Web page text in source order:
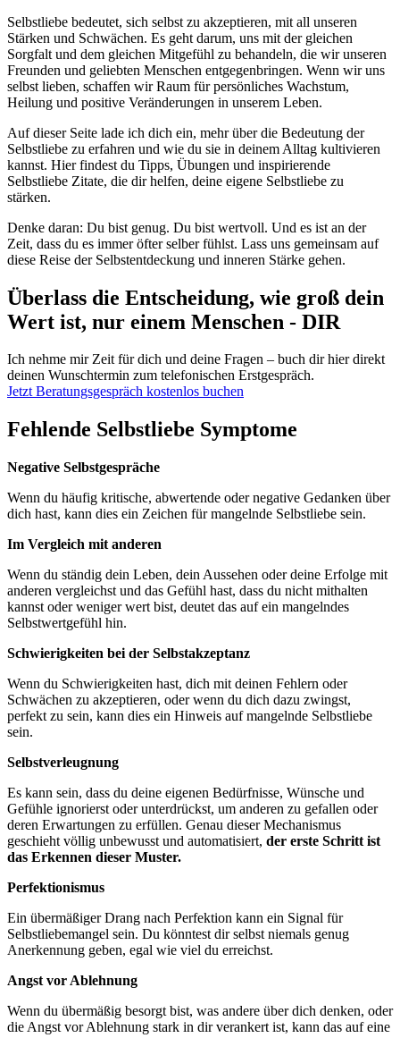
Selbstliebe bedeutet, sich selbst zu akzeptieren, mit all unseren
Stärken und Schwächen. Es geht darum, uns mit der gleichen
Sorgfalt und dem gleichen Mitgefühl zu behandeln, die wir unseren
Freunden und geliebten Menschen entgegenbringen. Wenn wir uns
selbst lieben, schaffen wir Raum für persönliches Wachstum,
Heilung und positive Veränderungen in unserem Leben.
Auf dieser Seite lade ich dich ein, mehr über die Bedeutung der
Selbstliebe zu erfahren und wie du sie in deinem Alltag kultivieren
kannst. Hier findest du Tipps, Übungen und inspirierende
Selbstliebe Zitate, die dir helfen, deine eigene Selbstliebe zu
stärken.
Denke daran: Du bist genug. Du bist wertvoll. Und es ist an der
Zeit, dass du es immer öfter selber fühlst. Lass uns gemeinsam auf
diese Reise der Selbstentdeckung und inneren Stärke gehen.
Überlass die Entscheidung, wie groß dein
Wert ist, nur einem Menschen - DIR
Ich nehme mir Zeit für dich und deine Fragen – buch dir hier direkt
deinen Wunschtermin zum telefonischen Erstgespräch.
Jetzt Beratungsgespräch kostenlos buchen
Fehlende Selbstliebe Symptome
Negative Selbstgespräche
Wenn du häufig kritische, abwertende oder negative Gedanken über
dich hast, kann dies ein Zeichen für mangelnde Selbstliebe sein.
Im Vergleich mit anderen
Wenn du ständig dein Leben, dein Aussehen oder deine Erfolge mit
anderen vergleichst und das Gefühl hast, dass du nicht mithalten
kannst oder weniger wert bist, deutet das auf ein mangelndes
Selbstwertgefühl hin.
Schwierigkeiten bei der Selbstakzeptanz
Wenn du Schwierigkeiten hast, dich mit deinen Fehlern oder
Schwächen zu akzeptieren, oder wenn du dich dazu zwingst,
perfekt zu sein, kann dies ein Hinweis auf mangelnde Selbstliebe
sein.
Selbstverleugnung
Es kann sein, dass du deine eigenen Bedürfnisse, Wünsche und
Gefühle ignorierst oder unterdrückst, um anderen zu gefallen oder
deren Erwartungen zu erfüllen. Genau dieser Mechanismus
geschieht völlig unbewusst und automatisiert, der erste Schritt ist
das Erkennen dieser Muster.
Perfektionismus
Ein übermäßiger Drang nach Perfektion kann ein Signal für
Selbstliebemangel sein. Du könntest dir selbst niemals genug
Anerkennung geben, egal wie viel du erreichst.
Angst vor Ablehnung
Wenn du übermäßig besorgt bist, was andere über dich denken, oder
die Angst vor Ablehnung stark in dir verankert ist, kann das auf eine